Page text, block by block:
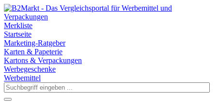
Merkliste
Startseite
Marketing-Ratgeber
Karten & Papeterie
Kartons & Verpackungen
Werbegeschenke
Werbemittel